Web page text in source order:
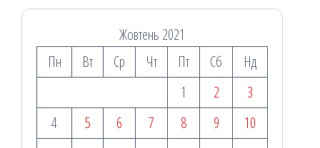
Жовтень 2021
Пн
Вт Ср Чт Пт Сб
Нд
1
2
3
4
5 6 7 8 9
10